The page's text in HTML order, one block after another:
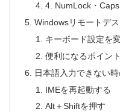
4. NumLock・
Windowsリモートデ
キーボード設定を
便利になるポイント
日本語入力できない
IMEを再起動する
Alt＋Shiftを押す